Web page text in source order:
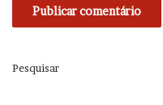
Pesquisar